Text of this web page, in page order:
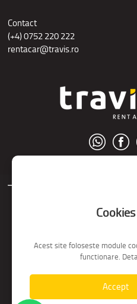
Contact
(+4) 0752 220 222
rentacar@travis.ro
Cookies
Acest site foloseste module
functionare.
Accept